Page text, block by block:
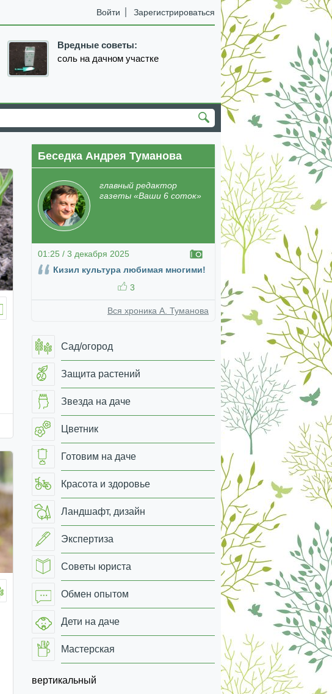
Войти Зарегистрироваться
Вредные советы:
соль на дачном участке
Беседка Андрея Туманова
главный редактор
газеты «Ваши 6 соток»
01:25 / 3 декабря 2025
Кизил культура любимая многими!
3
Вся хроника А. Туманова
Сад/огород
Защита растений
Звезда на даче
Цветник
Готовим на даче
Красота и здоровье
Ландшафт, дизайн
Экспертиза
Советы юриста
Обмен опытом
Дети на даче
Мастерская
вертикальный